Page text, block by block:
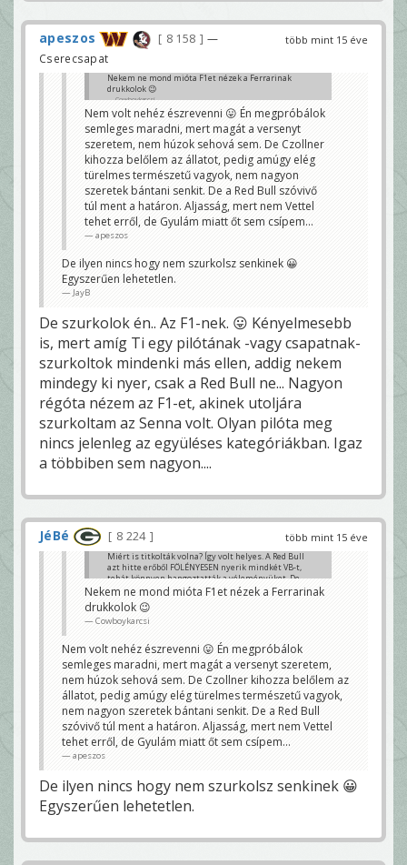
több mint 15 éve
apeszos 8 158
—
Cserecsapat
Nekem ne mond mióta F1et nézek a Ferrarinak
drukkolok 😉
Cowboykarcsi
Nem volt nehéz észrevenni 😛 Én megpróbálok
semleges maradni, mert magát a versenyt
szeretem, nem húzok sehová sem. De Czollner
kihozza belőlem az állatot, pedig amúgy elég
türelmes természetű vagyok, nem nagyon
szeretek bántani senkit. De a Red Bull szóvivő
túl ment a határon. Aljasság, mert nem Vettel
tehet erről, de Gyulám miatt őt sem csípem...
apeszos
De ilyen nincs hogy nem szurkolsz senkinek 😀
Egyszerűen lehetetlen.
JayB
De szurkolok én.. Az F1-nek. 😛 Kényelmesebb
is, mert amíg Ti egy pilótának -vagy csapatnak-
szurkoltok mindenki más ellen, addig nekem
mindegy ki nyer, csak a Red Bull ne... Nagyon
régóta nézem az F1-et, akinek utoljára
szurkoltam az Senna volt. Olyan pilóta meg
nincs jelenleg az együléses kategóriákban. Igaz
a többiben sem nagyon....
több mint 15 éve
JéBé 8 224
Miért is titkolták volna? Így volt helyes. A Red Bull
azt hitte erőből FÖLÉNYESEN nyerik mindkét VB-t,
tehát könnyen hangoztatták a véleményüket. De
mivel Alonso X faktor lett a végéig, már közröhely
lett volna változtatni. Azért Webber szép lassan
"véletlenül" háttérbe szorult a végére....
apeszos
Nekem ne mond mióta F1et nézek a Ferrarinak
drukkolok 😉
Cowboykarcsi
Nem volt nehéz észrevenni 😛 Én megpróbálok
semleges maradni, mert magát a versenyt szeretem,
nem húzok sehová sem. De Czollner kihozza belőlem az
állatot, pedig amúgy elég türelmes természetű vagyok,
nem nagyon szeretek bántani senkit. De a Red Bull
szóvivő túl ment a határon. Aljasság, mert nem Vettel
tehet erről, de Gyulám miatt őt sem csípem...
apeszos
De ilyen nincs hogy nem szurkolsz senkinek 😀
Egyszerűen lehetetlen.